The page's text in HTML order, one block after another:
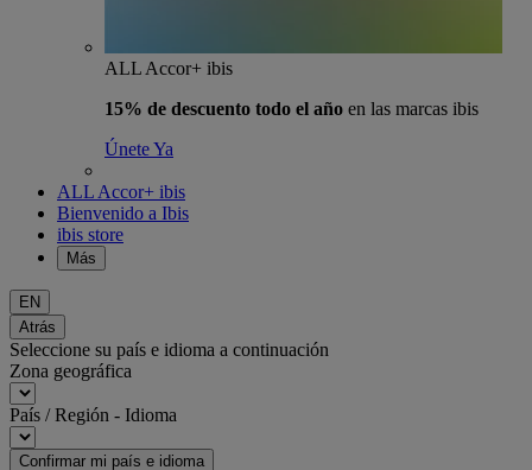
ALL Accor+ ibis
15% de descuento todo el año en las marcas ibis
Únete Ya
ALL Accor+ ibis
Bienvenido a Ibis
ibis store
Más
EN
Atrás
Seleccione su país e idioma a continuación
Zona geográfica
País / Región - Idioma
Confirmar mi país e idioma